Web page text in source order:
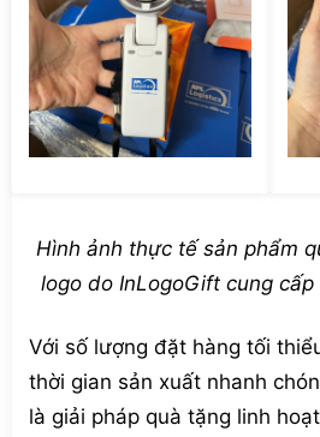
Hình ảnh thực tế sản phẩm
logo do InLogoGift cung
Với số lượng đặt hàng tối
thời gian sản xuất nhanh
là giải pháp quà tặng linh